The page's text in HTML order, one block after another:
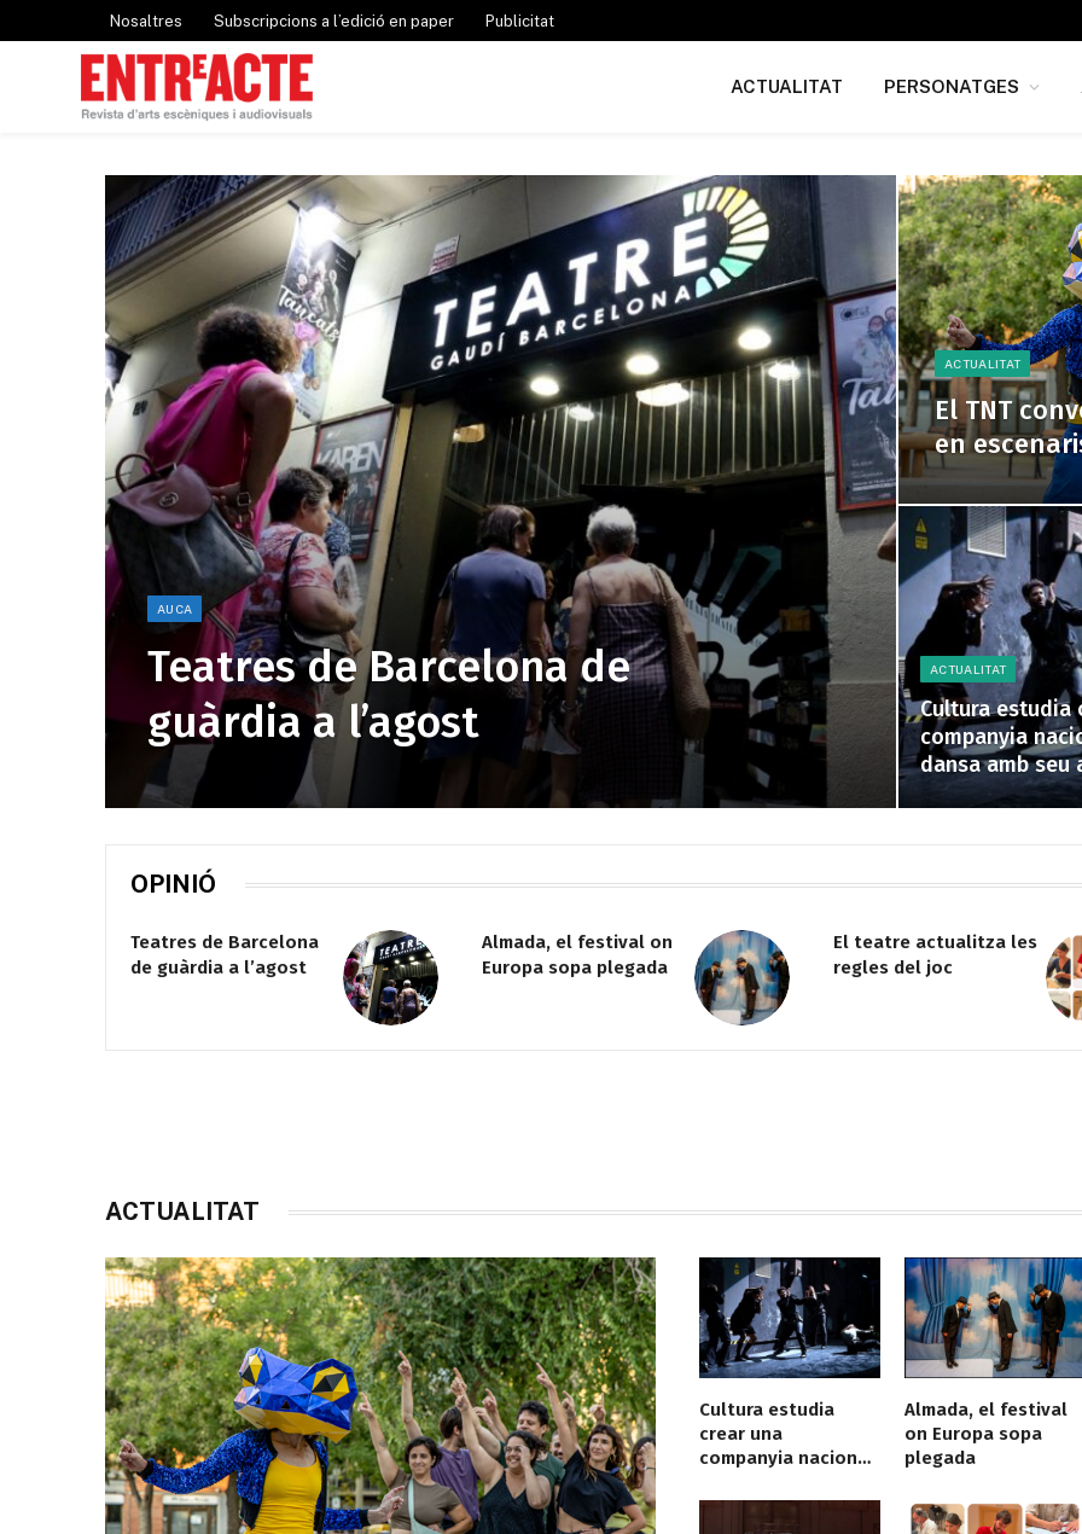
Nosaltres Subscripcions a l’edició en paper Publicitat
ACTUALITAT PERSONATGES
AUCA
Teatres de Barcelona de
guàrdia a l’agost
ACTUALITAT
El TNT
en
ACTUALITAT
Cultura estudia
companyia
dansa amb seu
OPINIÓ
La Xarxa Alcover
contra les fronteres
Esdeveniment vs.
rutina
Josep Maria Mestres al
TNC, garantia de
ACTUALITAT
Cultura estudia
crear una
companyia nacional
TNC
Almada, el festival
on Europa sopa
plegada